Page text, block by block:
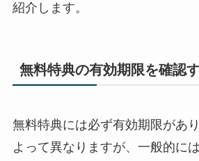
紹介します。
無料特典の有効期限を確認
無料特典には必ず有効期限があ
よって異なりますが、一般的に